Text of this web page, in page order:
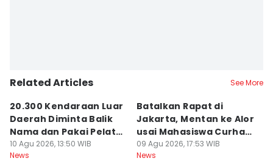
Related Articles See More
20.300 Kendaraan Luar
Daerah Diminta Balik
Nama dan Pakai Pelat
NTB
10 Agu 2026, 13:50 WIB
News
Batalkan Rapat di
Jakarta, Mentan ke Alor
usai Mahasiswa Curhat
Beras Mahal
09 Agu 2026, 17:53 WIB
News